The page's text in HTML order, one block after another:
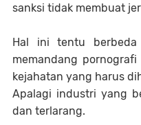
sanksi tidak membuat
Hal ini tentu
memandang
kejahatan yang harus
Apalagi industri yang
dan terlarang.